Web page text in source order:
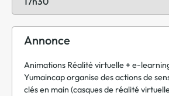
Annonce
Animations Réalité virtuelle + e-
Yumaincap organise des actions de
clés en main (casques de réalité